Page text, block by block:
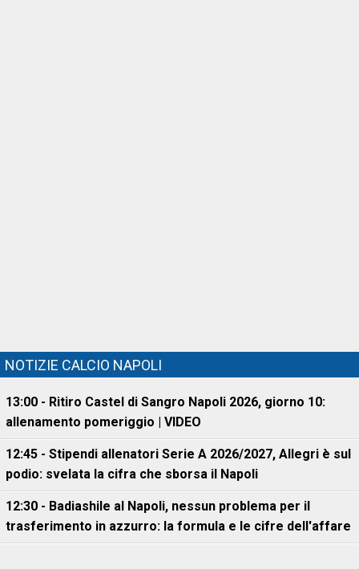
NOTIZIE CALCIO NAPOLI
13:00 - Ritiro Castel di Sangro Napoli 2026, giorno 10:
allenamento pomeriggio | VIDEO
12:45 - Stipendi allenatori Serie A 2026/2027, Allegri è sul
podio: svelata la cifra che sborsa il Napoli
12:30 - Badiashile al Napoli, nessun problema per il
trasferimento in azzurro: la formula e le cifre dell'affare